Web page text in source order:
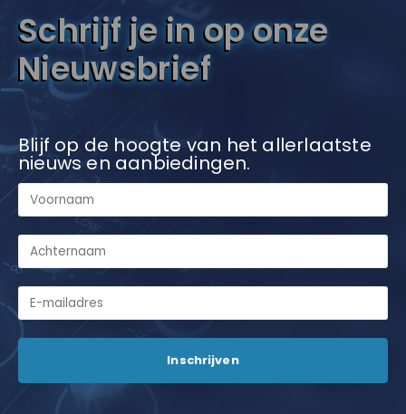
Schrijf je in op onze
Nieuwsbrief
Blijf op de hoogte van het allerlaatste
nieuws en aanbiedingen.